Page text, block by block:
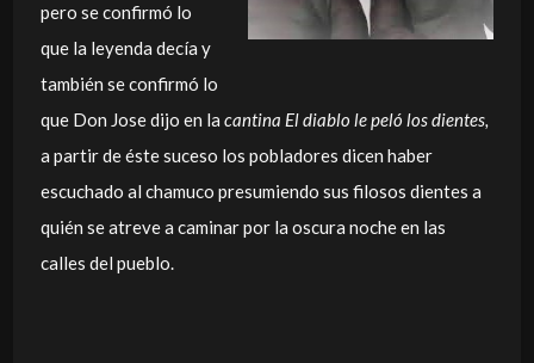
pero se confirmó lo
que la leyenda decía y
también se confirmó lo
que Don Jose dijo en la cantina El diablo le peló los dientes,
a partir de éste suceso los pobladores dicen haber
escuchado al chamuco presumiendo sus filosos dientes a
quién se atreve a caminar por la oscura noche en las
calles del pueblo.